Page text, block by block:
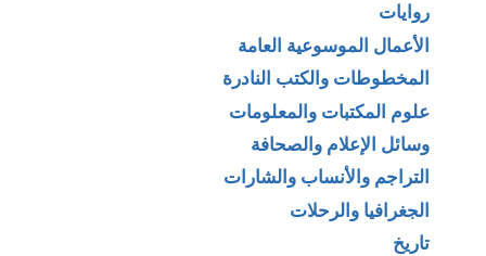
روايات
الأعمال الموسوعية العامة
المخطوطات والكتب النادرة
علوم المكتبات والمعلومات
وسائل الإعلام والصحافة
التراجم والأنساب والشارات
الجغرافيا والرحلات
تاريخ